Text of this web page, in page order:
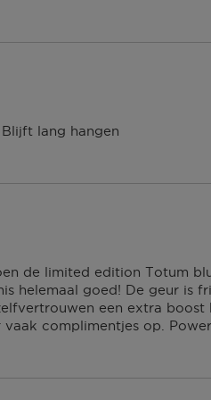
heb je dan nog
van een
lang hangen
de limited edition Totum
helemaal goed! De geur is
een extra
complimentjes op.